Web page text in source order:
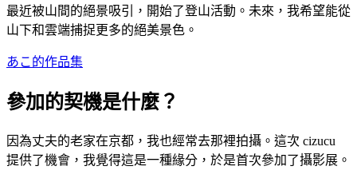
最近被山間的絕景吸引，開始了登山活動。未來，我希望能從
山下和雲端捕捉更多的絕美景色。
あこ的作品集
參加的契機是什麼？
因為丈夫的老家在京都，我也經常去那裡拍攝。這次 cizucu
提供了機會，我覺得這是一種緣分，於是首次參加了攝影展。